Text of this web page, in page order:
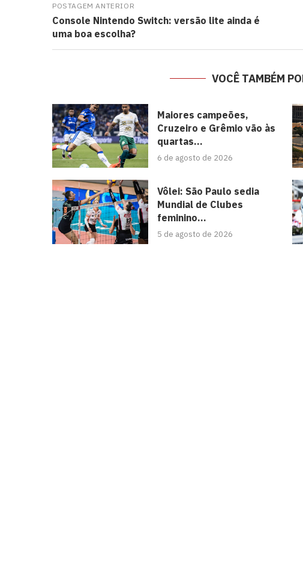
POSTAGEM ANTERIOR
Console Nintendo Switch: versão lite ainda é
uma boa escolha?
VOCÊ TAMBÉM
Maiores campeões,
Cruzeiro e Grêmio vão às
quartas...
6 de agosto de 2026
Vôlei: São Paulo sedia
Mundial de Clubes
feminino...
5 de agosto de 2026